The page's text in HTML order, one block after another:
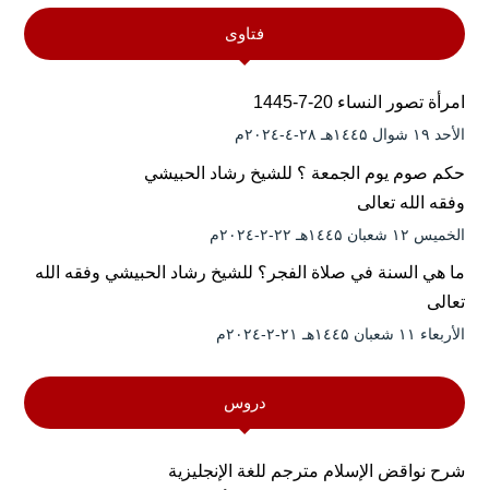
فتاوى
امرأة تصور النساء 20-7-1445
الأحد ۱۹ شوال ۱٤٤۵هـ ۲۸-٤-۲۰۲٤م
حكم صوم يوم الجمعة ؟ للشيخ رشاد الحبيشي
وفقه الله تعالى
الخميس ۱۲ شعبان ۱٤٤۵هـ ۲۲-۲-۲۰۲٤م
ما هي السنة في صلاة الفجر؟ للشيخ رشاد الحبيشي وفقه الله
تعالى
الأربعاء ۱۱ شعبان ۱٤٤۵هـ ۲۱-۲-۲۰۲٤م
دروس
شرح نواقض الإسلام مترجم للغة الإنجليزية